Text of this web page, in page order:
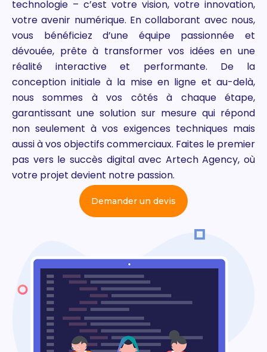
technologie – c’est votre vision, votre innovation,
votre avenir numérique. En collaborant avec nous,
vous bénéficiez d’une équipe passionnée et
dévouée, prête à transformer vos idées en une
réalité interactive et performante. De la
conception initiale à la mise en ligne et au-delà,
nous sommes à vos côtés à chaque étape,
garantissant une solution sur mesure qui répond
non seulement à vos exigences techniques mais
aussi à vos objectifs commerciaux. Faites le premier
pas vers le succès digital avec Artech Agency, où
votre projet devient notre passion.
Demander un devis